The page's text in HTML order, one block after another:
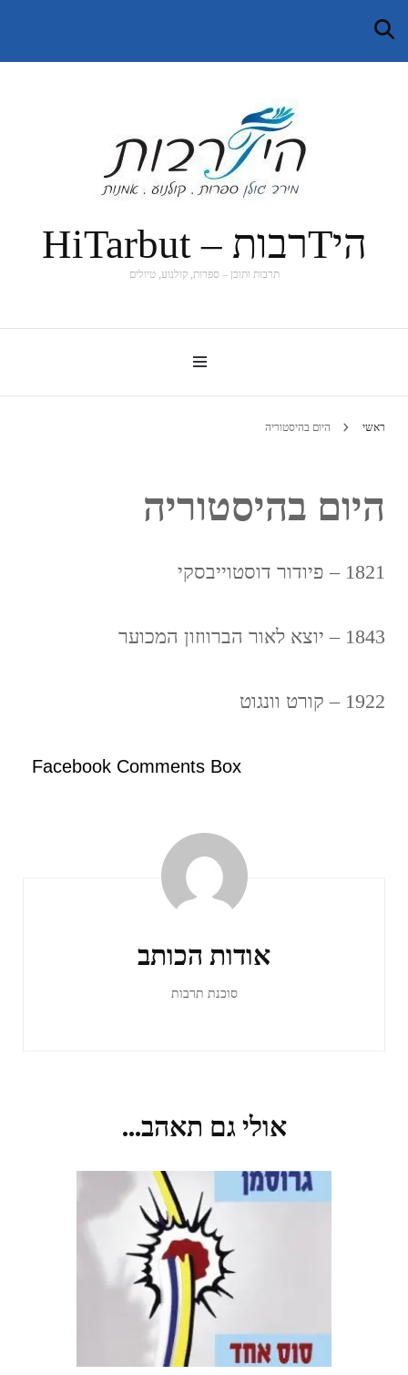
היTרבות – HiTarbut
תרבות ותוכן – ספרות, קולנוע, טיולים
ראשי היום בהיסטוריה
היום בהיסטוריה
1821 – פיודור דוסטוייבסקי
1843 – יוצא לאור הברווזון המכוער
1922 – קורט וונגוט
Facebook Comments Box
אודות הכותב
סוכנת תרבות
אולי גם תאהב...